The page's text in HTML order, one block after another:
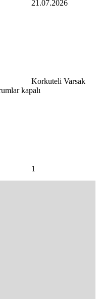
21.07.2026
Korkuteli Varsak
kapalı
1